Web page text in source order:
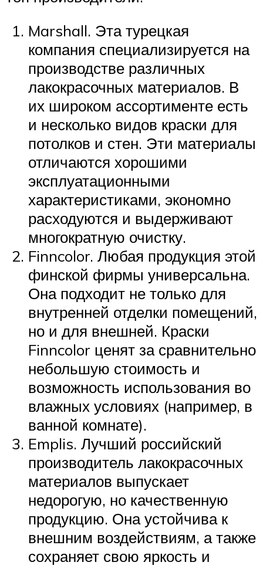
Marshall. Эта турецкая
компания специализируется на
производстве различных
лакокрасочных материалов. В
их широком ассортименте есть
и несколько видов краски для
потолков и стен. Эти материалы
отличаются хорошими
эксплуатационными
характеристиками, экономно
расходуются и выдерживают
многократную очистку.
Finncolor. Любая продукция этой
финской фирмы универсальна.
Она подходит не только для
внутренней отделки помещений,
но и для внешней. Краски
Finncolor ценят за сравнительно
небольшую стоимость и
возможность использования во
влажных условиях (например, в
ванной комнате).
Emplis. Лучший российский
производитель лакокрасочных
материалов выпускает
недорогую, но качественную
продукцию. Она устойчива к
внешним воздействиям, а также
сохраняет свою яркость и